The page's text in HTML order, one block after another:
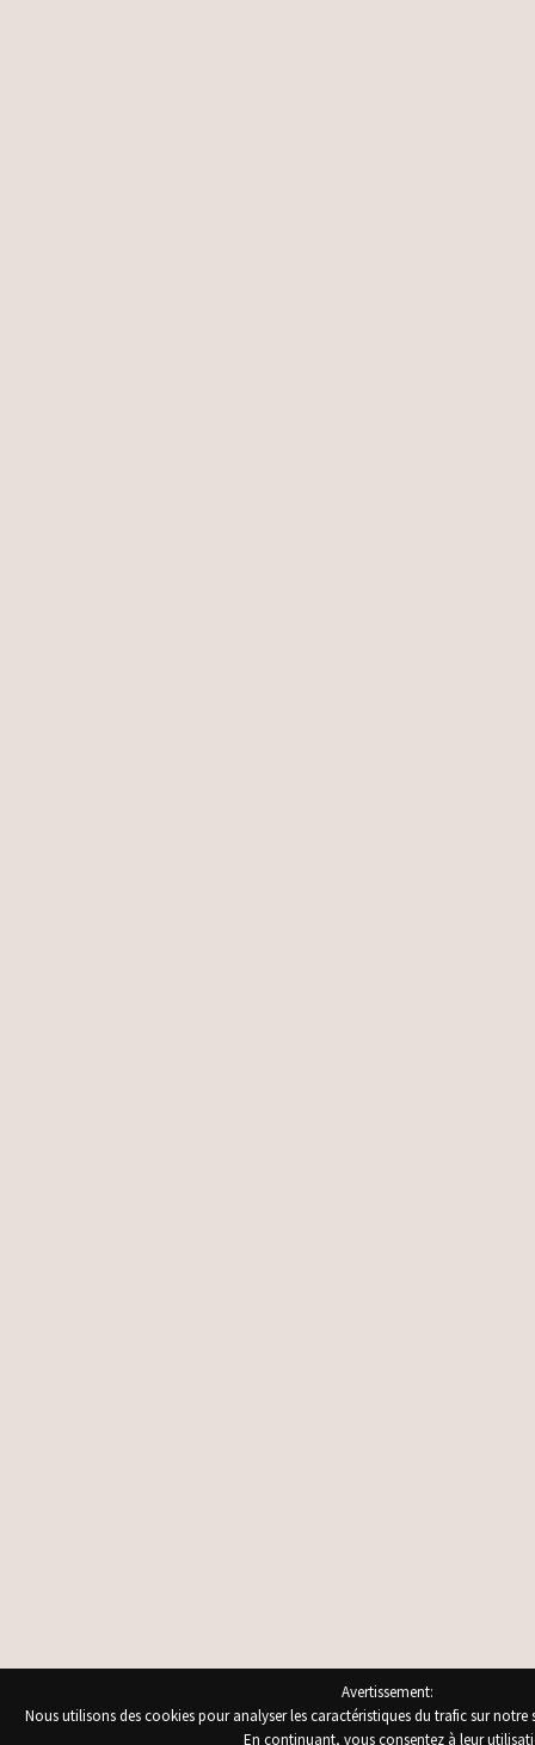
Avertissement:
Nous utilisons des cookies pour analyser les caractéristiques du trafic sur
En continuant, vous consentez à leur